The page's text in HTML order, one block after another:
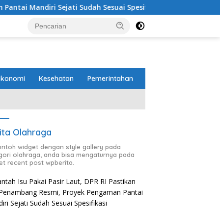
Sudah Sesuai Spesifikasi Perbaikan Jalan RA
Kesehatan Pemerintahan
Olahraga
widget dengan style gallery pada
olahraga, anda bisa mengaturnya pada
recent post wpberita.